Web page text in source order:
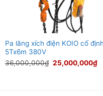
Pa lăng xích điện KOIO cố định
5Tx6m 380V
36,000,000₫ Giá
gốc
25,000,000₫